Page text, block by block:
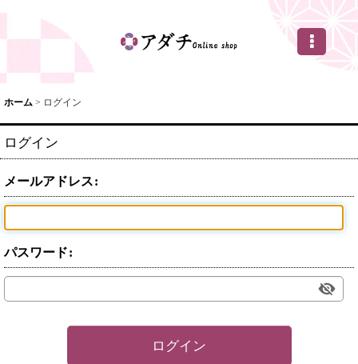
ホーム > ログイン
ログイン
メールアドレス:
パスワード:
ログイン